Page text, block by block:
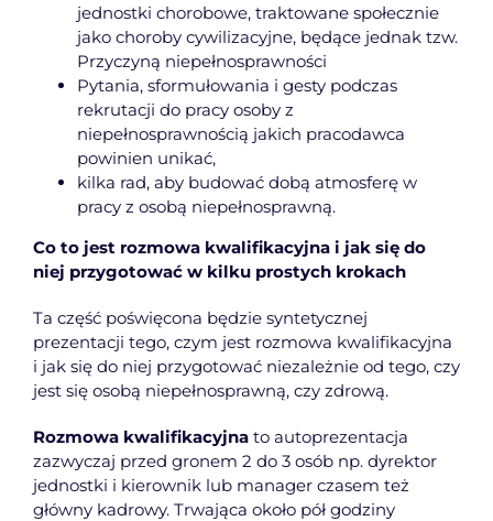
jednostki chorobowe, traktowane społecznie
jako choroby cywilizacyjne, będące jednak tzw.
Przyczyną niepełnosprawności
Pytania, sformułowania i gesty podczas
rekrutacji do pracy osoby z
niepełnosprawnością jakich pracodawca
powinien unikać,
kilka rad, aby budować dobą atmosferę w
pracy z osobą niepełnosprawną.
Co to jest rozmowa kwalifikacyjna i jak się do
niej przygotować w kilku prostych krokach
Ta część poświęcona będzie syntetycznej
prezentacji tego, czym jest rozmowa kwalifikacyjna
i jak się do niej przygotować niezależnie od tego, czy
jest się osobą niepełnosprawną, czy zdrową.
Rozmowa kwalifikacyjna to autoprezentacja
zazwyczaj przed gronem 2 do 3 osób np. dyrektor
jednostki i kierownik lub manager czasem też
główny kadrowy. Trwająca około pół godziny